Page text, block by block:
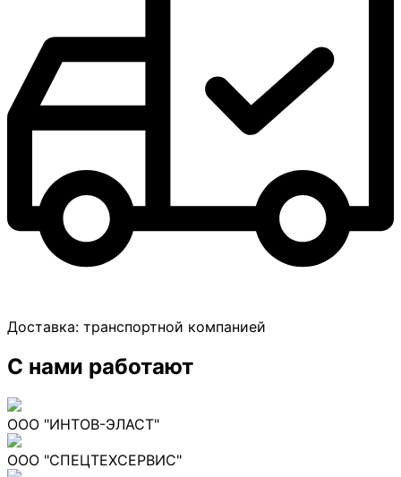
Доставка: транспортной компанией
С нами работают
ООО "ИНТОВ-ЭЛАСТ"
ООО "СПЕЦТЕХСЕРВИС"